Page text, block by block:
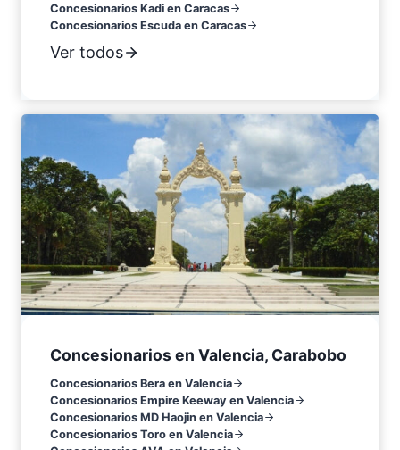
Concesionarios Kadi en Caracas
Concesionarios Escuda en Caracas
Ver todos
Concesionarios en Valencia, Carabobo
Concesionarios Bera en Valencia
Concesionarios Empire Keeway en Valencia
Concesionarios MD Haojin en Valencia
Concesionarios Toro en Valencia